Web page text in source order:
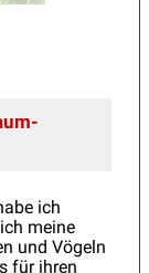
ich
meine
und Vögeln
für ihren